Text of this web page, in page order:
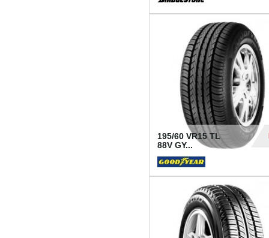
195/60 VR15 TL
88V GY...